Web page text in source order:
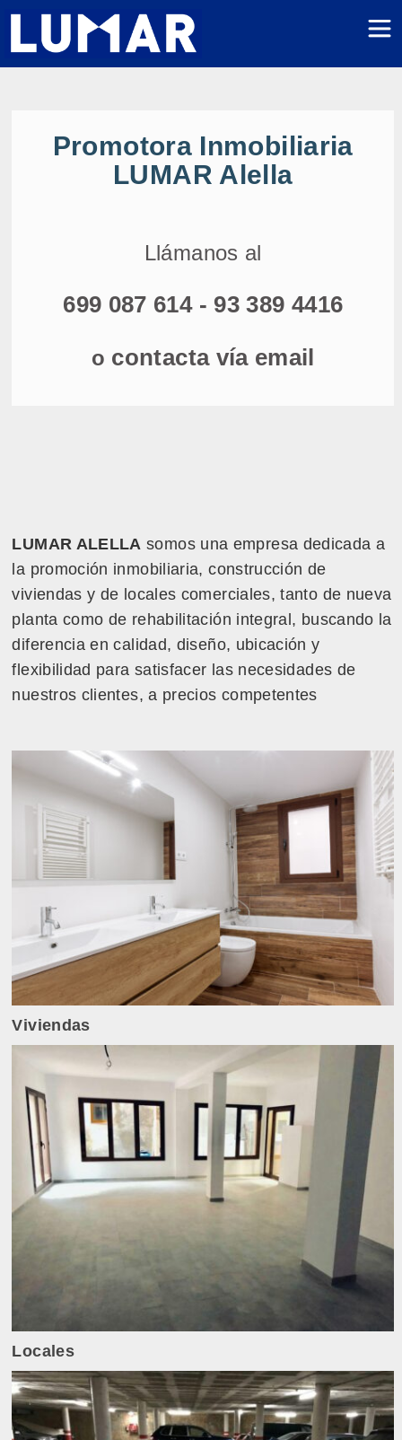
Promotora Inmobiliaria
LUMAR Alella
Llámanos al
699 087 614- 93 389 4416
o contacta vía email
LUMAR ALELLA somos una empresa dedicada a
la promoción inmobiliaria, construcción de
viviendas y de locales comerciales, tanto de nueva
planta como de rehabilitación integral, buscando la
diferencia en calidad, diseño, ubicación y
flexibilidad para satisfacer las necesidades de
nuestros clientes, a precios competentes
Viviendas
Locales